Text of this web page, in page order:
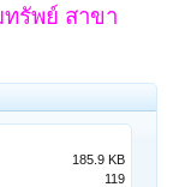
รัพย์ สาขา
185.9 KB
119